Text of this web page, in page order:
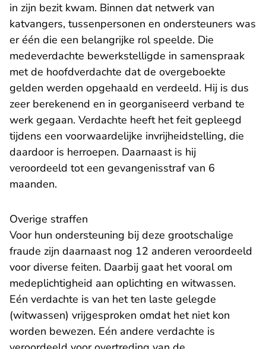
in zijn bezit kwam. Binnen dat netwerk van
katvangers, tussenpersonen en ondersteuners was
er één die een belangrijke rol speelde. Die
medeverdachte bewerkstelligde in samenspraak
met de hoofdverdachte dat de overgeboekte
gelden werden opgehaald en verdeeld. Hij is dus
zeer berekenend en in georganiseerd verband te
werk gegaan. Verdachte heeft het feit gepleegd
tijdens een voorwaardelijke invrijheidstelling, die
daardoor is herroepen. Daarnaast is hij
veroordeeld tot een gevangenisstraf van 6
maanden.
Overige straffen
Voor hun ondersteuning bij deze grootschalige
fraude zijn daarnaast nog 12 anderen veroordeeld
voor diverse feiten. Daarbij gaat het vooral om
medeplichtigheid aan oplichting en witwassen.
Eén verdachte is van het ten laste gelegde
(witwassen) vrijgesproken omdat het niet kon
worden bewezen. Eén andere verdachte is